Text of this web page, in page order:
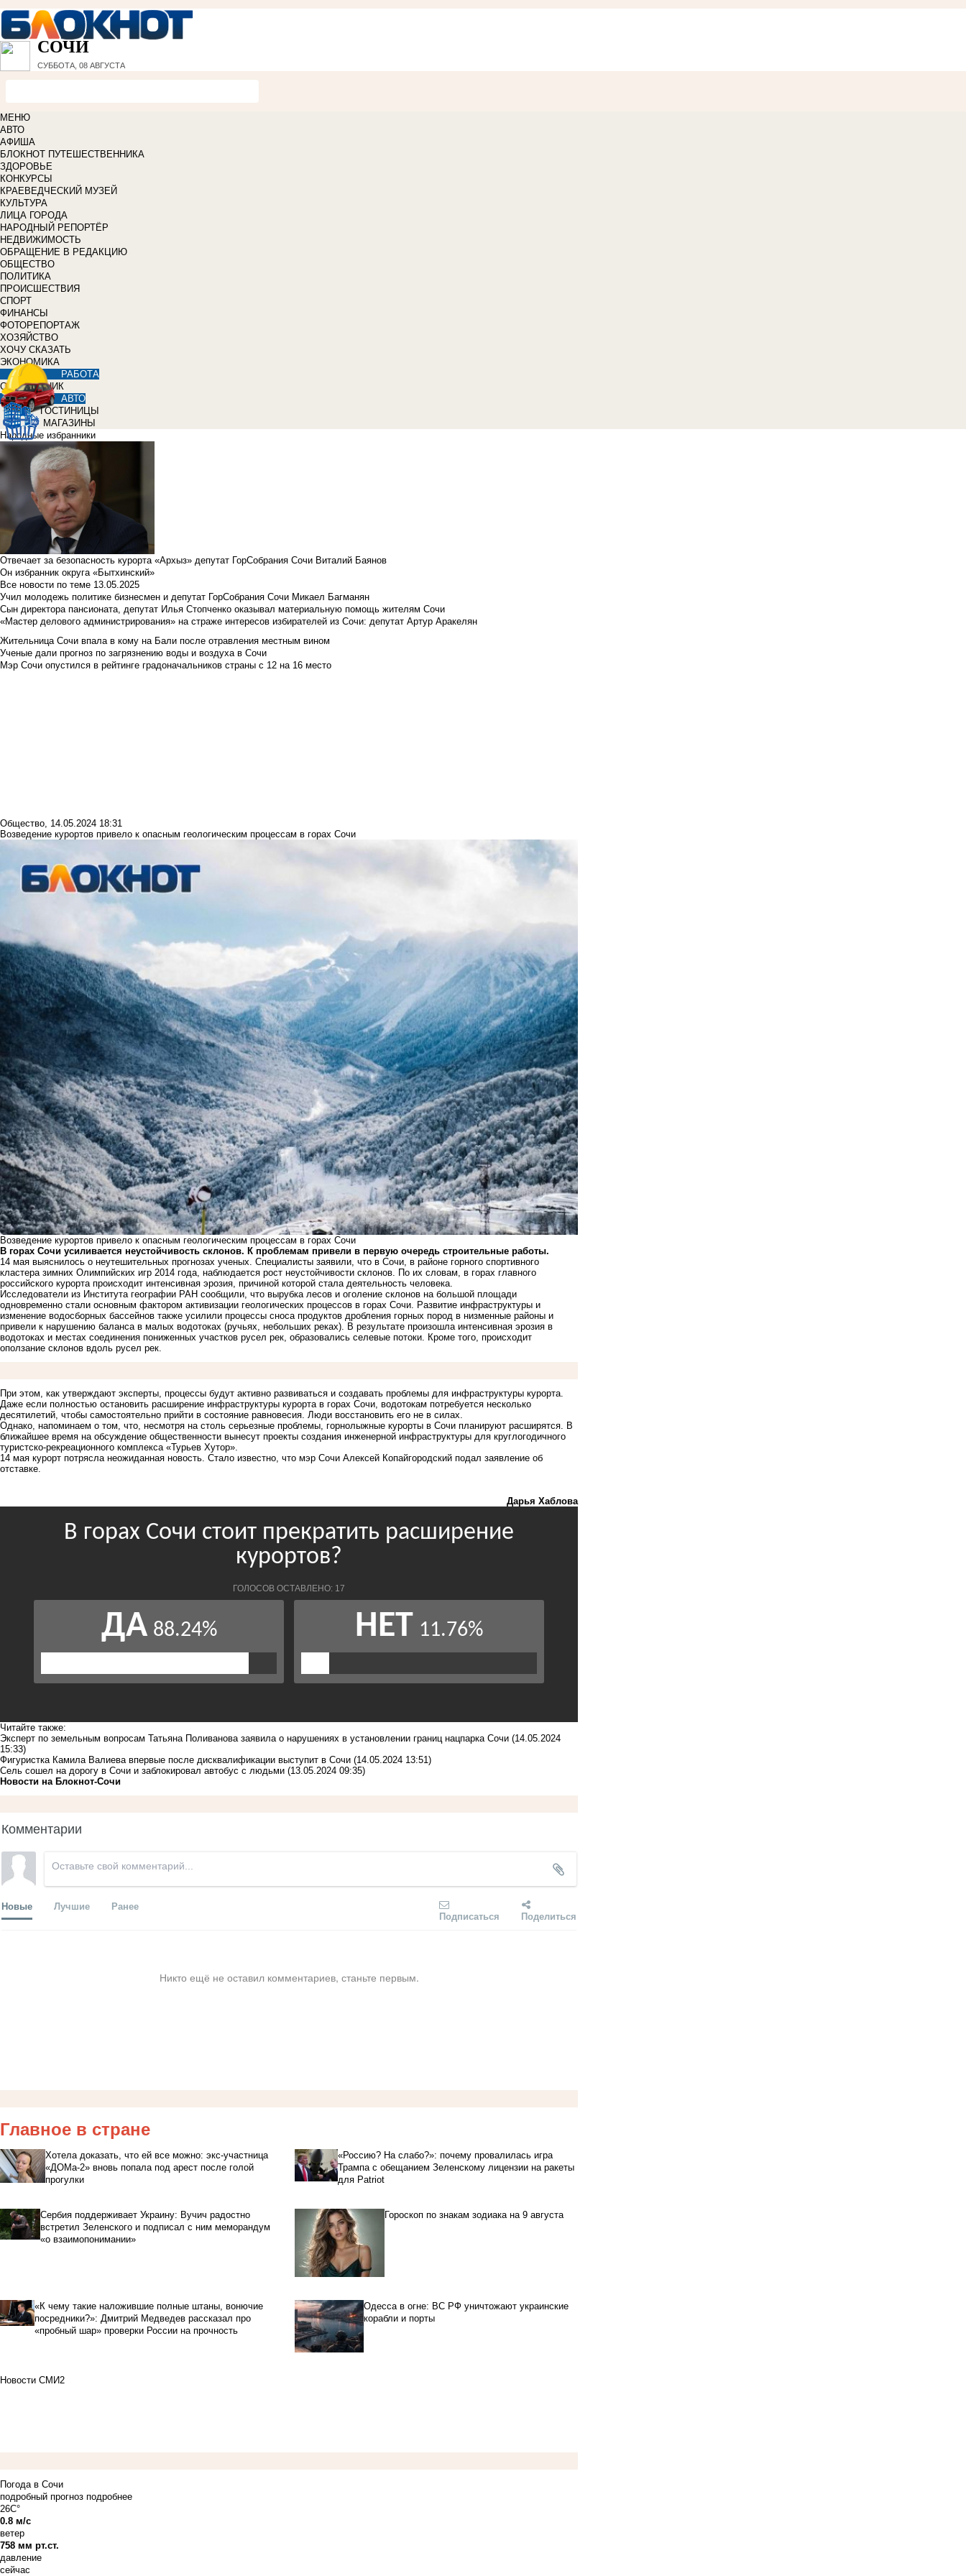
СОЧИ
СУББОТА, 08 АВГУСТА
МЕНЮ
АВТО
АФИША
БЛОКНОТ ПУТЕШЕСТВЕННИКА
ЗДОРОВЬЕ
КОНКУРСЫ
КРАЕВЕДЧЕСКИЙ МУЗЕЙ
КУЛЬТУРА
ЛИЦА ГОРОДА
НАРОДНЫЙ РЕПОРТЁР
НЕДВИЖИМОСТЬ
ОБРАЩЕНИЕ В РЕДАКЦИЮ
ОБЩЕСТВО
ПОЛИТИКА
ПРОИСШЕСТВИЯ
СПОРТ
ФИНАНСЫ
ФОТОРЕПОРТАЖ
ХОЗЯЙСТВО
ХОЧУ СКАЗАТЬ
ЭКОНОМИКА
РАБОТА
СПРАВОЧНИК
АВТО
ГОСТИНИЦЫ
МАГАЗИНЫ
Народные избранники
Отвечает за безопасность курорта «Архыз» депутат ГорСобрания Сочи Виталий Баянов
Он избранник округа «Бытхинский»
Все новости по теме 13.05.2025
Учил молодежь политике бизнесмен и депутат ГорСобрания Сочи Микаел Багманян
Сын директора пансионата, депутат Илья Стопченко оказывал материальную помощь жителям Сочи
«Мастер делового администрирования» на страже интересов избирателей из Сочи: депутат Артур Аракелян
Жительница Сочи впала в кому на Бали после отравления местным вином
Ученые дали прогноз по загрязнению воды и воздуха в Сочи
Мэр Сочи опустился в рейтинге градоначальников страны с 12 на 16 место
Общество, 14.05.2024 18:31
Возведение курортов привело к опасным геологическим процессам в горах Сочи
Возведение курортов привело к опасным геологическим процессам в горах Сочи
В горах Сочи усиливается неустойчивость склонов. К проблемам привели в первую очередь строительные работы.
14 мая выяснилось о неутешительных прогнозах ученых. Специалисты заявили, что в Сочи, в районе горного спортивного
кластера зимних Олимпийских игр 2014 года, наблюдается рост неустойчивости склонов. По их словам, в горах главного
российского курорта происходит интенсивная эрозия, причиной которой стала деятельность человека.
Исследователи из Института географии РАН сообщили, что вырубка лесов и оголение склонов на большой площади
одновременно стали основным фактором активизации геологических процессов в горах Сочи. Развитие инфраструктуры и
изменение водосборных бассейнов также усилили процессы сноса продуктов дробления горных пород в низменные районы и
привели к нарушению баланса в малых водотоках (ручьях, небольших реках). В результате произошла интенсивная эрозия в
водотоках и местах соединения пониженных участков русел рек, образовались селевые потоки. Кроме того, происходит
оползание склонов вдоль русел рек.
При этом, как утверждают эксперты, процессы будут активно развиваться и создавать проблемы для инфраструктуры курорта.
Даже если полностью остановить расширение инфраструктуры курорта в горах Сочи, водотокам потребуется несколько
десятилетий, чтобы самостоятельно прийти в состояние равновесия. Люди восстановить его не в силах.
Однако, напоминаем о том, что, несмотря на столь серьезные проблемы, горнолыжные курорты в Сочи планируют расширятся. В
ближайшее время на обсуждение общественности вынесут проекты создания инженерной инфраструктуры для круглогодичного
туристско-рекреационного комплекса «Турьев Хутор».
14 мая курорт потрясла неожиданная новость. Стало известно, что мэр Сочи Алексей Копайгородский подал заявление об
отставке.
Дарья Хаблова
Читайте также:
Эксперт по земельным вопросам Татьяна Поливанова заявила о нарушениях в установлении границ нацпарка Сочи (14.05.2024
15:33)
Фигуристка Камила Валиева впервые после дисквалификации выступит в Сочи (14.05.2024 13:51)
Сель сошел на дорогу в Сочи и заблокировал автобус с людьми (13.05.2024 09:35)
Новости на Блoкнoт-Сочи
Комментарии
Новые Лучшие Ранее
Подписаться Поделиться
Никто ещё не оставил комментариев, станьте первым.
Главное в стране
Хотела доказать, что ей все можно: экс-участница
«ДОМа-2» вновь попала под арест после голой
прогулки
«Россию? На слабо?»: почему провалилась игра
Трампа с обещанием Зеленскому лицензии на ракеты
для Patriot
Сербия поддерживает Украину: Вучич радостно
встретил Зеленского и подписал с ним меморандум
«о взаимопонимании»
Гороскоп по знакам зодиака на 9 августа
«К чему такие наложившие полные штаны, вонючие
посредники?»: Дмитрий Медведев рассказал про
«пробный шар» проверки России на прочность
Одесса в огне: ВС РФ уничтожают украинские
корабли и порты
Новости СМИ2
Погода в Сочи
подробный прогноз подробнее
26C°
0.8 м/с
ветер
758 мм рт.ст.
давление
сейчас